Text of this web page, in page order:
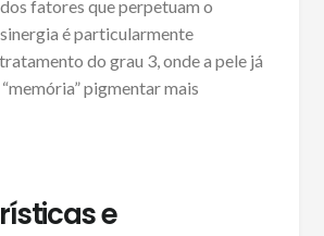
fatores que perpetuam o
é particularmente
do grau 3, onde a pele já
pigmentar mais
e